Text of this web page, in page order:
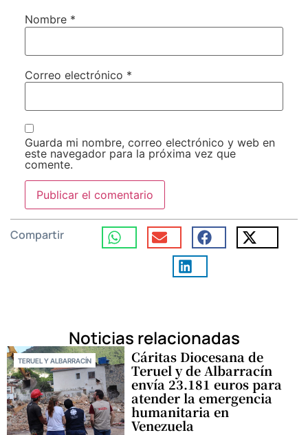
Nombre *
Correo electrónico *
Guarda mi nombre, correo electrónico y web en
este navegador para la próxima vez que
comente.
Compartir
Noticias relacionadas
TERUEL Y ALBARRACÍN Cáritas Diocesana de
Teruel y de Albarracín
envía 23.181 euros para
atender la emergencia
humanitaria en
Venezuela